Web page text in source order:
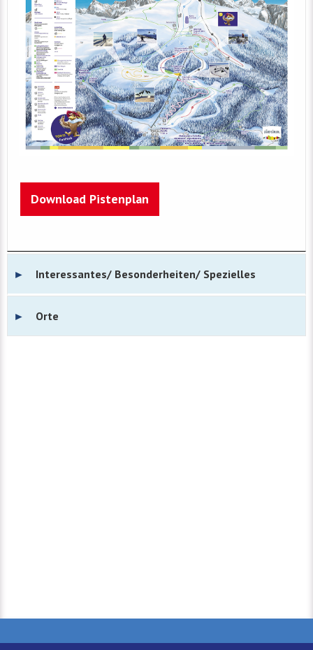
Download Pistenplan
Interessantes/ Besonderheiten/ Spezielles
Orte